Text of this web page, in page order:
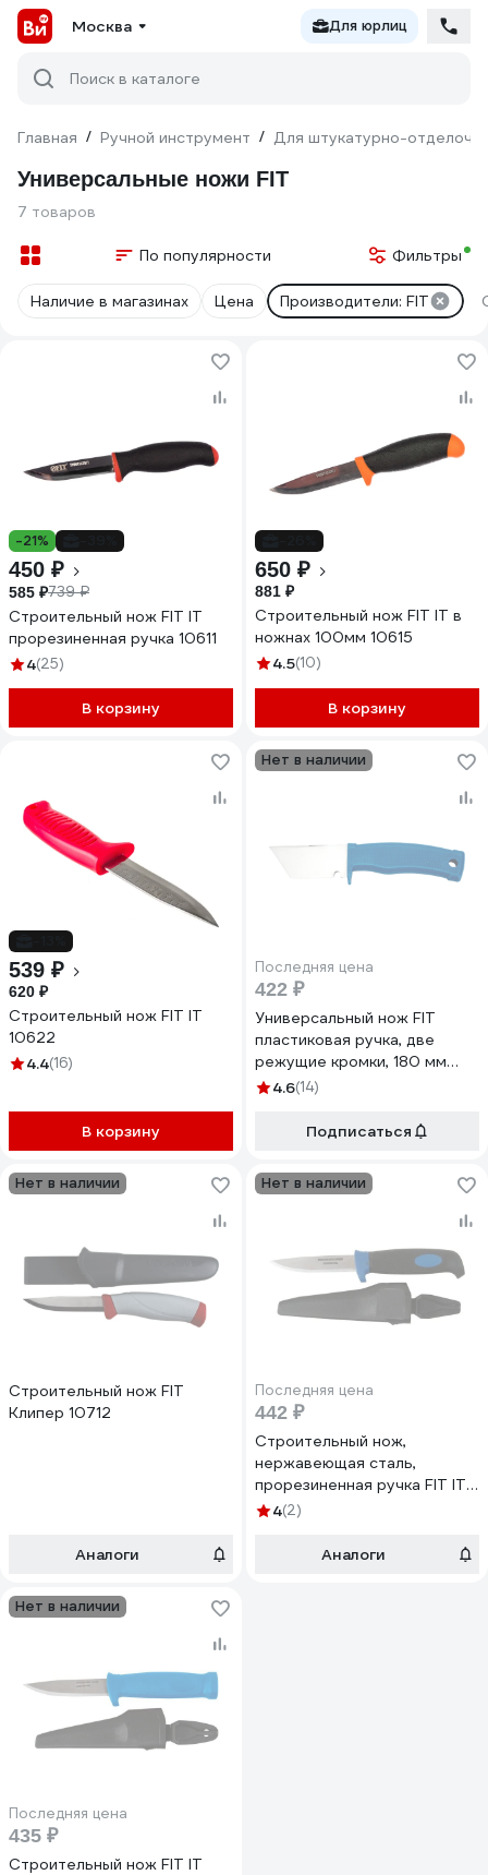
Москва Для юрлиц
Поиск в каталоге
Главная / Ручной инструмент / Для штукатурно-
Универсальные ножи FIT
7 товаров
По популярности Фильтры
Наличие в магазинах Цена Производители: FIT
-21%
450 ₽
585 ₽739 ₽
Строительный нож FIT IT
прорезиненная ручка 10611
4(25)
В корзину
650 ₽
881 ₽
Строительный нож FIT IT в
ножнах 100мм 10615
4.5(10)
В корзину
539 ₽
620 ₽
Строительный нож FIT IT
10622
4.4(16)
В корзину
Нет в наличии
Последняя цена
422 ₽
Универсальный нож FIT
пластиковая ручка, две
режущие кромки, 180 мм
10592
4.6(14)
Подписаться
Нет в наличии
Строительный нож FIT
Клипер 10712
Аналоги
Нет в наличии
Последняя цена
442 ₽
Строительный нож,
нержавеющая сталь,
прорезиненная ручка FIT IT
10620
4(2)
Аналоги
Нет в наличии
Последняя цена
435 ₽
Строительный нож FIT IT